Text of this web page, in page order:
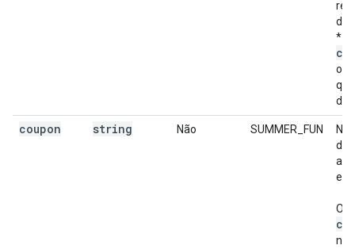
* O
coupon string Não SUMMER_FUN
do
Os